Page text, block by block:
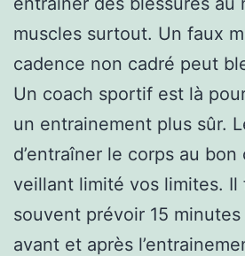
muscles surtout. Un faux
cadence non cadré peut
Un coach sportif est là
un entrainement plus sûr.
d’entraîner le corps au
veillant limité vos limites. Il
souvent prévoir 15 minutes
avant et après